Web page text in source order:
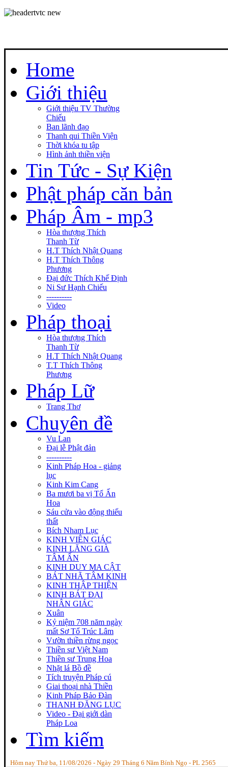
Home
Giới thiệu
Giới thiệu TV Thường
Chiếu
Ban lãnh đạo
Thanh qui Thiền Viện
Thời khóa tu tập
Hình ảnh thiền viện
Tin Tức - Sự Kiện
Phật pháp căn bản
Pháp Âm - mp3
Hòa thượng Thích
Thanh Từ
H.T Thích Nhật Quang
H.T Thích Thông
Phương
Đại đức Thích Khế Định
Ni Sư Hạnh Chiếu
----------
Video
Pháp thoại
Hòa thượng Thích
Thanh Từ
H.T Thích Nhật Quang
T.T Thích Thông
Phương
Pháp Lữ
Trang Thơ
Chuyên đề
Vu Lan
Đại lễ Phật đản
----------
Kinh Pháp Hoa - giảng
lục
Kinh Kim Cang
Ba mươi ba vị Tổ Ấn
Hoa
Sáu cửa vào động thiếu
thất
Bích Nham Lục
KINH VIÊN GIÁC
KINH LĂNG GIÀ
TÂM ẤN
KINH DUY MA CẬT
BÁT NHÃ TÂM KINH
KINH THẬP THIỆN
KINH BÁT ĐẠI
NHÂN GIÁC
Xuân
Kỷ niệm 708 năm ngày
mất Sơ Tổ Trúc Lâm
Vườn thiền rừng ngọc
Thiền sư Việt Nam
Thiền sư Trung Hoa
Nhặt lá Bồ đề
Tích truyện Pháp cú
Giai thoại nhà Thiền
Kinh Pháp Bảo Đàn
THANH ĐĂNG LỤC
Video - Đại giới dàn
Pháp Loa
Tìm kiếm
Hôm nay Thứ ba, 11/08/2026 - Ngày 29 Tháng 6 Năm Bính Ngọ - PL 2565